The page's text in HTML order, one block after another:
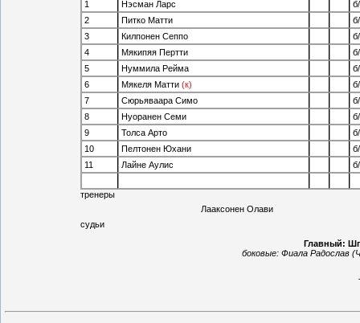
1
Нэсман Ларс
2
Питко Матти
3
Килпонен Сеппо
4
Мякипяя Пертти
5
Нуммила Рейма
6
Мякеля Матти (к)
7
Сюрьяваара Симо
8
Нуоранен Семи
9
Толса Арто
10
Пелтонен Юхани
11
Лайне Аулис
тренеры
Лааксонен Олави
судьи
Главный:
боковые: Фиала Радослав